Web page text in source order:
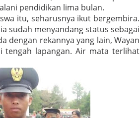
pendidikan lima bulan.
itu, seharusnya ikut bergembira.
sudah menyandang status sebagai
dengan rekannya yang lain, Wayan
tengah lapangan. Air mata terlihat